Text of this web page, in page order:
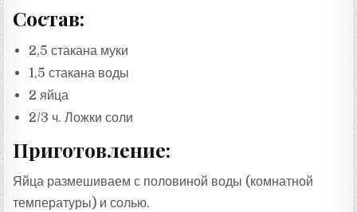
Состав:
2,5 стакана муки
1,5 стакана воды
2 яйца
2/3 ч. Ложки соли
Приготовление:
Яйца размешиваем с половиной воды (комнатной
температуры) и солью.